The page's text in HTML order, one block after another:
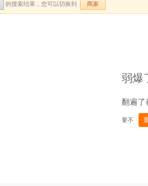
的搜索结果，您可以切换到 商家
弱爆
翻遍了
要不